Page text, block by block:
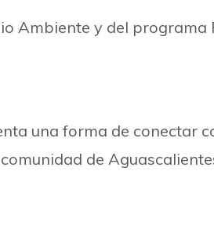
Ambiente y del programa
una forma de conectar
de